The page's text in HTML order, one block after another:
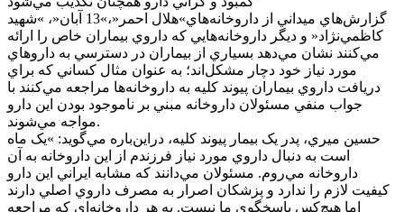
گزارش‌هاي ميداني از داروخانه‌هاي»هلال احمر«،»13 آبان«، »شهيد
کاظمي‌نژاد« و ديگر داروخانه‌هايي که داروي بيماران خاص را ارائه
مي‌کنند نشان مي‌دهد بسياري از بيماران در دسترسي به داروهاي
مورد نياز خود دچار مشکل‌اند؛ به عنوان مثال کساني که براي
دريافت داروي بيماران پيوند کليه به داروخانه‌ها مراجعه مي‌کنند با
جواب منفي مسئولان داروخانه مبني بر ناموجود بودن اين دارو
مواجه مي‌شوند.
حسين ميري، پدر يک بيمار پيوند کليه، دراين‌باره مي‌گويد: »يک ماه
است به دنبال داروي مورد نياز فرزندم از اين داروخانه به آن
داروخانه مي‌روم. مسئولان مي‌دانند که مشابه ايراني اين دارو
کيفيت لازم را ندارد و پزشکان اصرار به مصرف داروي اصلي دارند
اما هيچ‌کس پاسخگوي ما نيست. به هر داروخانه‌اي که مراجعه